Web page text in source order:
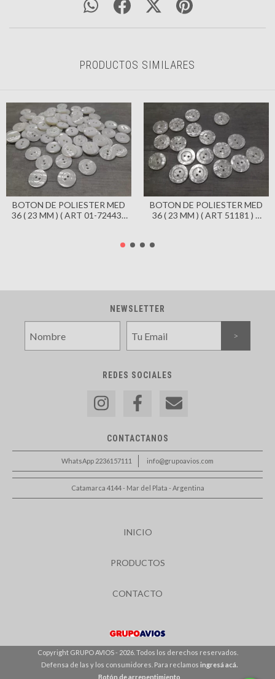
PRODUCTOS SIMILARES
BOTON DE POLIESTER MED
36 ( 23 MM ) ( ART 01-72443 )
BOTON DE POLIESTER MED
36 ( 23 MM ) ( ART 51181 ) X
NEWSLETTER
REDES SOCIALES
CONTACTANOS
WhatsApp 2236157111 info@grupoavios.com
Catamarca 4144 - Mar del Plata - Argentina
INICIO
PRODUCTOS
CONTACTO
Copyright GRUPO AVIOS - 2026. Todos los derechos reservados.
Defensa de las y los consumidores. Para reclamos ingresá acá.
Botón de arrepentimiento